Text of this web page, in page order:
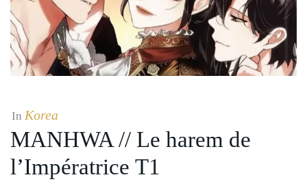
In Korea
MANHWA // Le harem de
l’Impératrice T1